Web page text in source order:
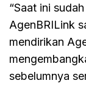
“Saat ini
AgenBRILink
mendirikan
sebelumnya